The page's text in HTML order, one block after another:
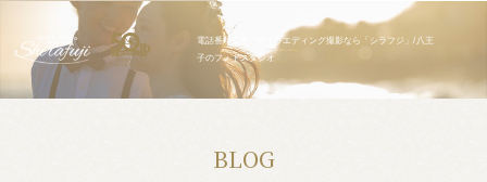
電話番号変更の件 | ウエディング撮影なら「シラフジ」/八王
子のフォトスタジオ
BLOG